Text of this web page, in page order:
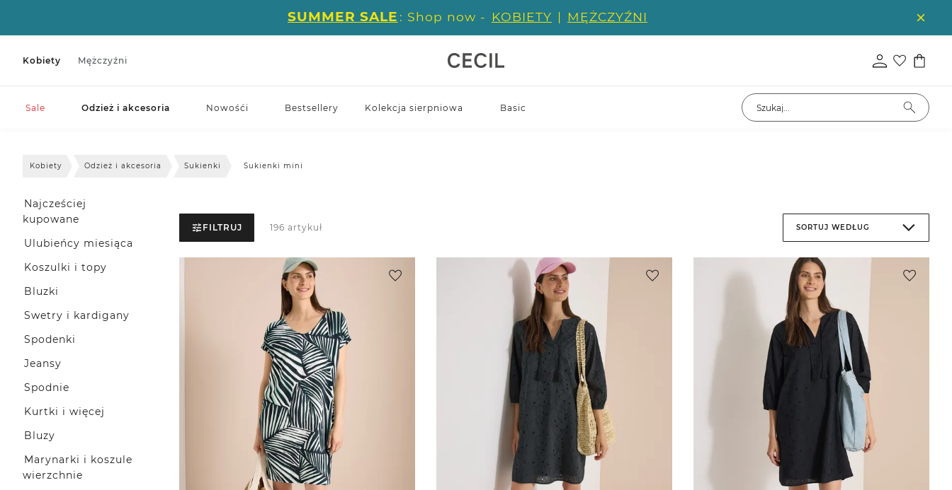
SUMMER SALE : Shop now - KOBIETY | MĘŻCZYŹNI
Kobiety Mężczyźni
Sale Odzież i akcesoria Nowośći Bestsellery Kolekcja sierpniowa Basic
Kobiety Odzież i akcesoria Sukienki Sukienki mini
Najcześciej
kupowane
Ulubieńcy miesiąca
Koszulki i topy
Bluzki
Swetry i kardigany
Spodenki
Jeansy
Spodnie
Kurtki i więcej
Bluzy
Marynarki i koszule
wierzchnie
FILTRUJ 196 artykuł SORTUJ WEDŁUG